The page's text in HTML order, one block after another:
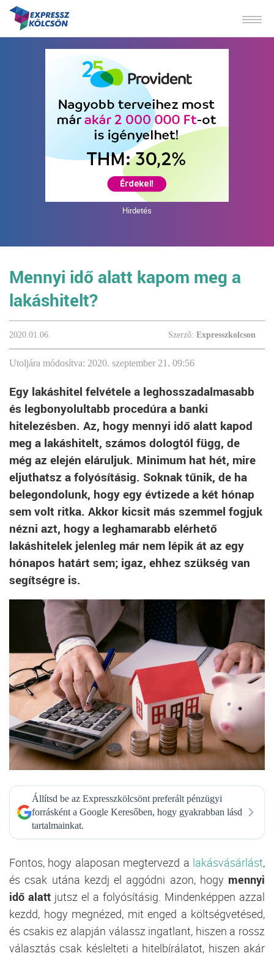
Hirdetés
Mennyi idő alatt kapom meg a
lakáshitelt?
2020.01.06. Szerző: Expresszkolcson
Utoljára módosítva: 2020. szeptember 21. 09:56
Egy lakáshitel felvétele a leghosszadalmasabb
és legbonyolultabb procedúra a banki
hitelezésben. Az, hogy mennyi idő alatt kapod
meg a lakáshitelt, számos dologtól függ, de
még az elején eláruljuk. Minimum hat hét, mire
eljuthatsz a folyósításig. Soknak tűnik, de ha
belegondolunk, hogy egy évtizede a két hónap
sem volt ritka. Akkor kicsit más szemmel fogjuk
nézni azt, hogy a leghamarabb elérhető
lakáshitelek jelenleg már nem lépik át az egy
hónapos határt sem; igaz, ehhez szükség van
segítségre is.
Állítsd be az Expresszkölcsönt preferált pénzügyi
forrásként a Google Keresőben, hogy gyakrabban lásd
tartalmainkat.
Fontos, hogy alaposan megtervezd a lakásvásárlást,
és csak utána kezdj el aggódni azon, hogy mennyi
idő alatt jutsz el a folyósításig. Mindenképpen azzal
kezdd, hogy megnézed, mit enged a költségvetésed,
és csakis ez alapján válassz ingatlant, hiszen a rossz
választás csak késlelteti a hitelbírálatot, hiszen akár